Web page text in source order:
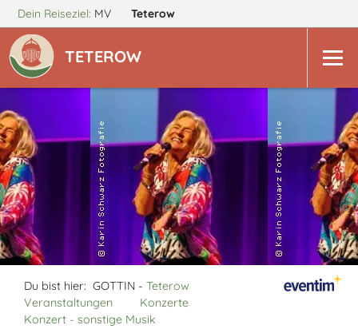
Dein Reiseziel: MV Teterow
TETEROW
Du bist hier: GOTTIN - Teterow
Veranstaltungen
Konzerte
Konzert - sonstige Musik